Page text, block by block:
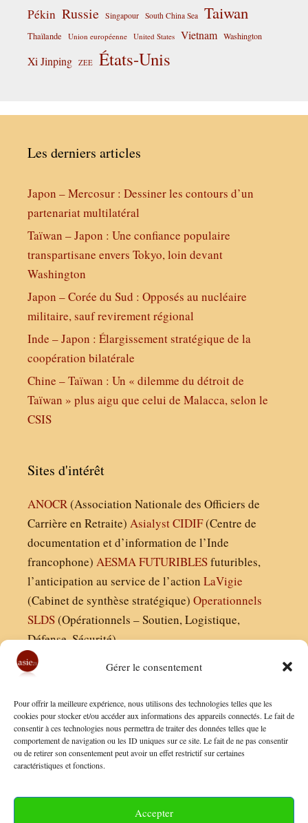
Gérer le consentement
Pour offrir la meilleure expérience, nous utilisons des technologies telles que les
cookies pour stocker et/ou accéder aux informations des appareils connectés. Le fait de
consentir à ces technologies nous permettra de traiter des données telles que le
comportement de navigation ou les ID uniques sur ce site. Le fait de ne pas consentir
ou de retirer son consentement peut avoir un effet restrictif sur certaines
caractéristiques et fonctions.
Accepter
Pékin Russie Singapour South China Sea Taiwan
Thaïlande Union européenne United States Vietnam Washington
Xi Jinping ZEE États-Unis
Les derniers articles
Japon – Mercosur : Dessiner les contours d’un
partenariat multilatéral
Taïwan – Japon : Une confiance populaire
transpartisane envers Tokyo, loin devant
Washington
Japon – Corée du Sud : Opposés au nucléaire
militaire, sauf revirement régional
Inde – Japon : Élargissement stratégique de la
coopération bilatérale
Chine – Taïwan : Un « dilemme du détroit de
Taïwan » plus aigu que celui de Malacca, selon le
CSIS
Sites d'intérêt
ANOCR(Association Nationale des Officiers de
Carrière en Retraite) AsialystCIDIF(Centre de
documentation et d’information de l’Inde
francophone) AESMAFUTURIBLESfuturibles,
l’anticipation au service de l’action LaVigie
(Cabinet de synthèse stratégique) Operationnels
SLDS(Opérationnels – Soutien, Logistique,
Défense, Sécurité)
Finaldées EURL
Siège social : 13 avenue Boudon, 75016, Paris
Nous contacter
Conditions Générales de Vente